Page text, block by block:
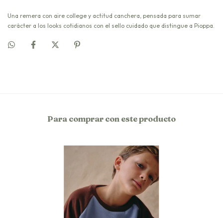
Una remera con aire college y actitud canchera, pensada para sumar
carácter a los looks cotidianos con el sello cuidado que distingue a Pioppa.
Para comprar con este producto